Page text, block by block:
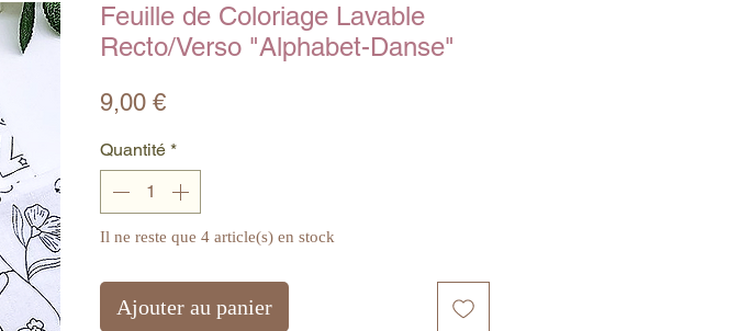
Feuille de Coloriage Lavable
Recto/Verso "Alphabet-Danse"
9,00 €Prix
Quantité *
Il ne reste que 4 article(s) en stock
Ajouter au panier